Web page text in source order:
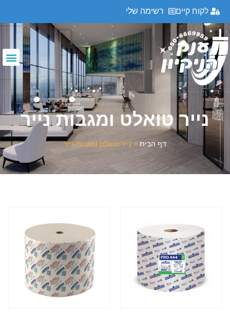
לקוח קיים רשימה שלי
נייר טואלט ומגבות נייר
דף הבית »נייר טואלט ומגבות נייר